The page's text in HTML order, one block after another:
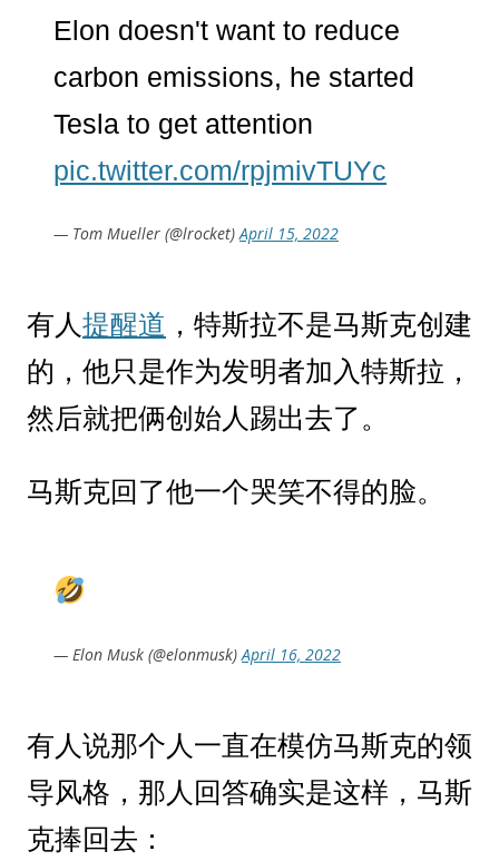
Elon doesn't want to reduce
carbon emissions, he started
Tesla to get attention
pic.twitter.com/rpjmivTUYc
— Tom Mueller (@lrocket) April 15, 2022
有人提醒道 ，特斯拉不是马斯克创建
的，他只是作为发明者加入特斯拉，
然后就把俩创始人踢出去了。
马斯克回了他一个哭笑不得的脸。
— Elon Musk (@elonmusk) April 16, 2022
有人说那个人一直在模仿马斯克的领
导风格，那人回答确实是这样，马斯
克捧回去：